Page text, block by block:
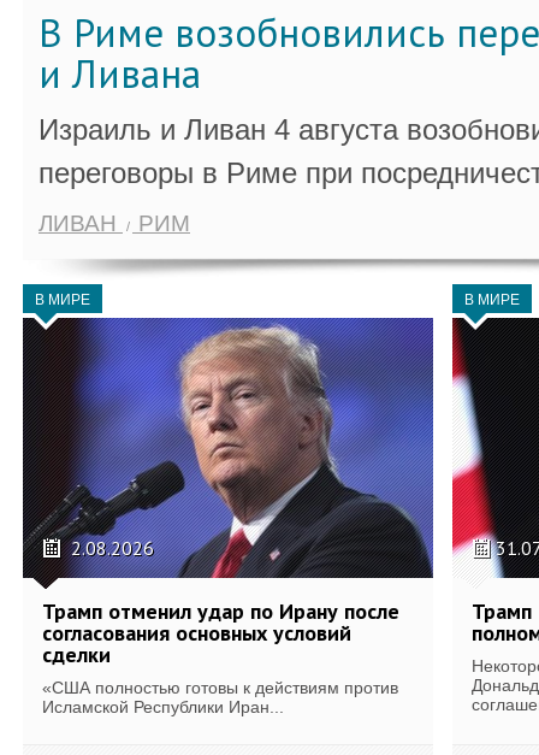
В Риме возобновились
и Ливана
Израиль и Ливан 4 августа
переговоры в Риме при
ЛИВАН РИМ
В МИРЕ
2.08.2026
Трамп отменил удар по Ирану после
согласования основных условий
сделки
«США полностью готовы к действиям против
Исламской Республики Иран...
В МИРЕ
Трамп